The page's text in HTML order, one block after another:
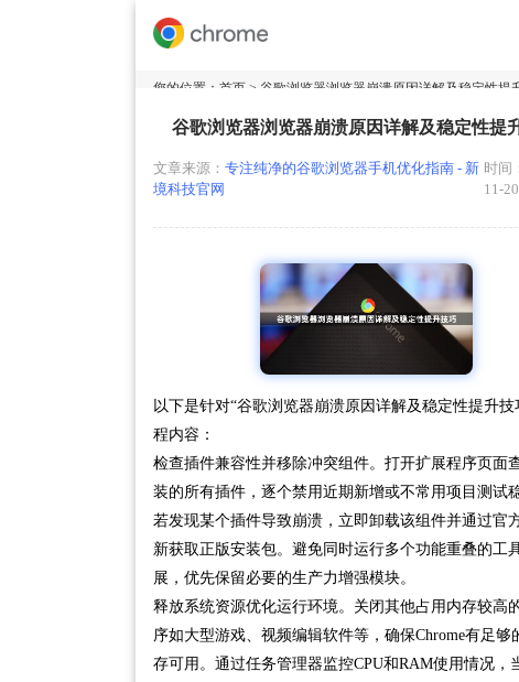
您的位置： 首页 > 谷歌浏览器浏览器崩溃原因详解及稳定性提
谷歌浏览器浏览器崩溃原因详解及稳定性提
文章来源： 专注纯净的谷歌浏览器手机优化指南 - 新
境科技官网
时间
11-20
以下是针对“谷歌浏览器崩溃原因详解及稳定性提升技
程内容：
检查插件兼容性并移除冲突组件。打开扩展程序页面
装的所有插件，逐个禁用近期新增或不常用项目测试
若发现某个插件导致崩溃，立即卸载该组件并通过官
新获取正版安装包。避免同时运行多个功能重叠的工
展，优先保留必要的生产力增强模块。
释放系统资源优化运行环境。关闭其他占用内存较高
序如大型游戏、视频编辑软件等，确保Chrome有足够
存可用。通过任务管理器监控CPU和RAM使用情况，